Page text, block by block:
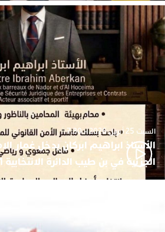
السبت 25 أبريل 2026 - 7:30
الأستاذ ابراهيم ابركان يدخل غمار
الجزئية في بن طيب الدائرة الانتخابية 11